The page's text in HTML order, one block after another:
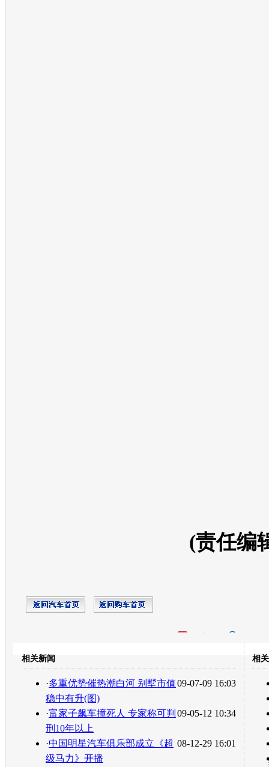
(责任编
转发至：
相关新闻
09-07-09 16:03
·多重优势催热潮白河 别墅市值
稳中有升(图)
09-05-12 10:34
·富家子飙车撞死人 专家称可判
刑10年以上
08-12-29 16:01
·中国明星汽车俱乐部成立《超
级马力》开播
相